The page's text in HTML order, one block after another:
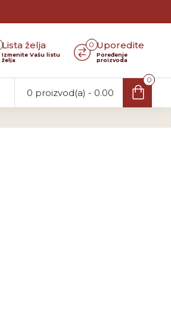
Lista želja
Izmenite Vašu listu
želja
Uporedite
Poređenje
proizvoda
0
0 proizvod(a) - 0.00
0